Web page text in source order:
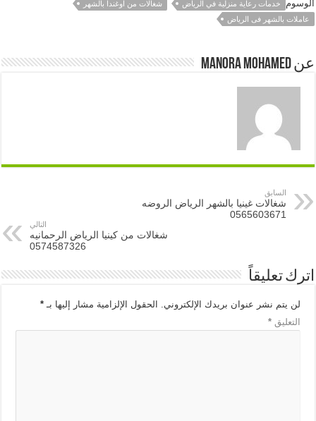
الوسوم خدمات رعاية منزلية في الرياض
شغالات من اوغندا بالشهر
عاملات بالشهر فى الرياض
عن manora mohamed
السابق
شغالات غينيا بالشهر الرياض الروضه
0565603671
التالي
شغالات من كينيا الرياض الرحمانيه
0574587326
اترك تعليقاً
لن يتم نشر عنوان بريدك الإلكتروني. الحقول الإلزامية مشار إليها بـ*
التعليق*